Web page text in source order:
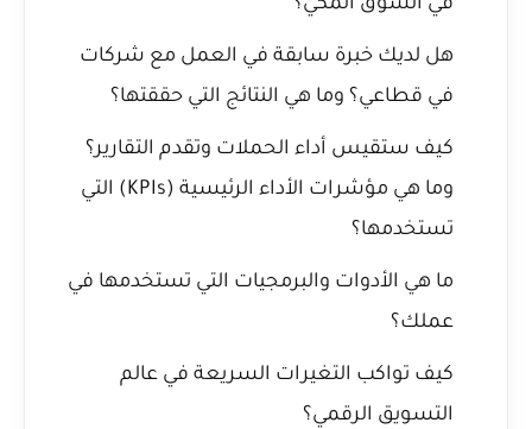
في السوق المكي؟
هل لديك خبرة سابقة في العمل مع شركات
في قطاعي؟ وما هي النتائج التي حققتها؟
كيف ستقيس أداء الحملات وتقدم التقارير؟
وما هي مؤشرات الأداء الرئيسية (KPIs) التي
تستخدمها؟
ما هي الأدوات والبرمجيات التي تستخدمها في
عملك؟
كيف تواكب التغيرات السريعة في عالم
التسويق الرقمي؟